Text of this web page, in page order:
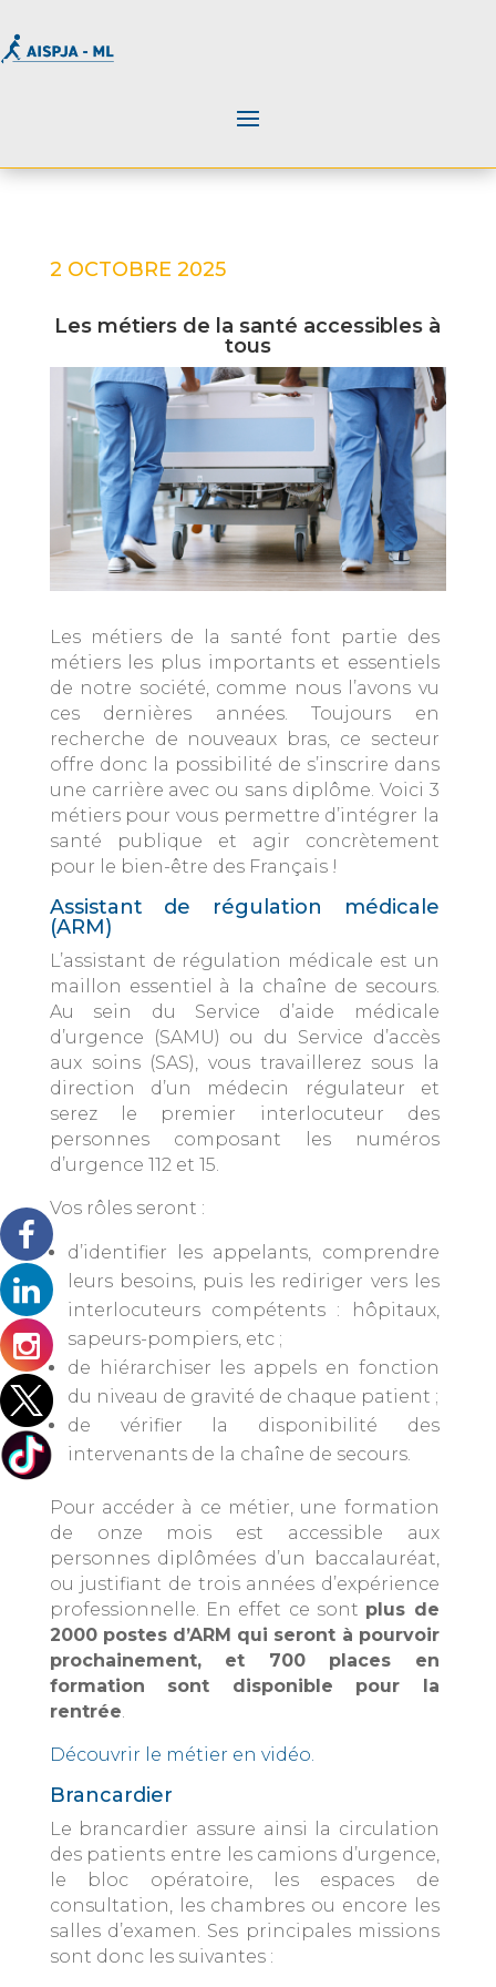
2 OCTOBRE 2025
Les métiers de la santé accessibles à
tous
Les métiers de la santé font partie des
métiers les plus importants et essentiels
de notre société, comme nous l’avons vu
ces dernières années. Toujours en
recherche de nouveaux bras, ce secteur
offre donc la possibilité de s’inscrire dans
une carrière avec ou sans diplôme. Voici 3
métiers pour vous permettre d’intégrer la
santé publique et agir concrètement
pour le bien-être des Français !
Assistant de régulation médicale
(ARM)
L’assistant de régulation médicale est un
maillon essentiel à la chaîne de secours.
Au sein du Service d’aide médicale
d’urgence (SAMU) ou du Service d’accès
aux soins (SAS), vous travaillerez sous la
direction d’un médecin régulateur et
serez le premier interlocuteur des
personnes composant les numéros
d’urgence 112 et 15.
Vos rôles seront :
d’identifier les appelants, comprendre
leurs besoins, puis les rediriger vers les
interlocuteurs compétents : hôpitaux,
sapeurs-pompiers, etc ;
de hiérarchiser les appels en fonction
du niveau de gravité de chaque patient ;
de vérifier la disponibilité des
intervenants de la chaîne de secours.
Pour accéder à ce métier, une formation
de onze mois est accessible aux
personnes diplômées d’un baccalauréat,
ou justifiant de trois années d’expérience
professionnelle. En effet ce sont plus de
2000 postes d’ARM qui seront à pourvoir
prochainement, et 700 places en
formation sont disponible pour la
rentrée.
Découvrir le métier en vidéo.
Brancardier
Le brancardier assure ainsi la circulation
des patients entre les camions d’urgence,
le bloc opératoire, les espaces de
consultation, les chambres ou encore les
salles d’examen. Ses principales missions
sont donc les suivantes :